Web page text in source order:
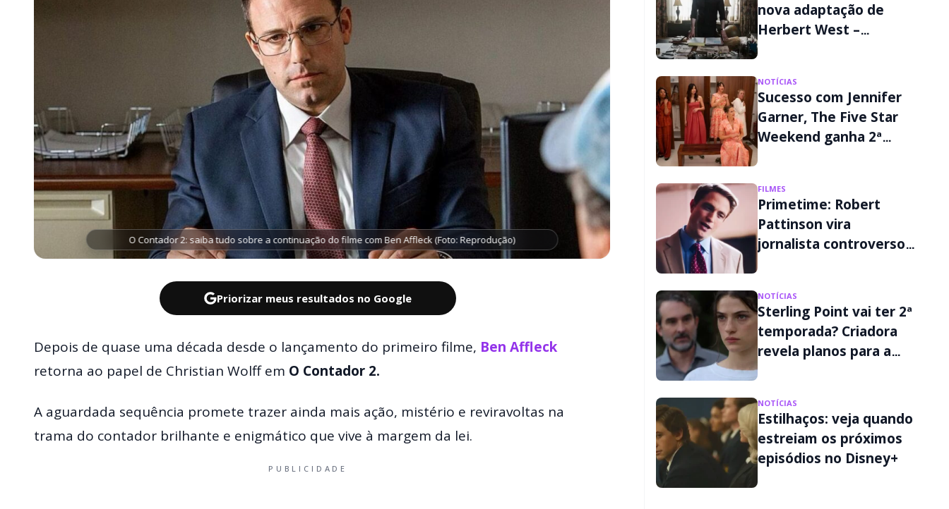
O Contador 2: saiba tudo sobre a continuação do filme com Ben Affleck (Foto: Reprodução)
Priorizar meus resultados no Google
Depois de quase uma década desde o lançamento do primeiro filme, Ben Affleck
retorna ao papel de Christian Wolff em O Contador 2.
A aguardada sequência promete trazer ainda mais ação, mistério e reviravoltas na
trama do contador brilhante e enigmático que vive à margem da lei.
PUBLICIDADE
nova adaptação de
Herbert West –
NOTÍCIAS
Sucesso com Jennifer
Garner, The Five Star
Weekend ganha 2ª
FILMES
Primetime: Robert
Pattinson vira
jornalista controverso
NOTÍCIAS
Sterling Point vai ter 2ª
temporada? Criadora
revela planos para a
NOTÍCIAS
Estilhaços: veja quando
estreiam os próximos
episódios no Disney+